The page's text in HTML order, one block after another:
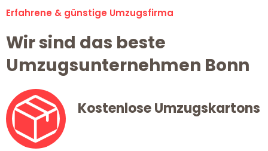
Erfahrene & günstige Umzugsfirma
Wir sind das beste
Umzugsunternehmen Bonn
Kostenlose Umzugskartons